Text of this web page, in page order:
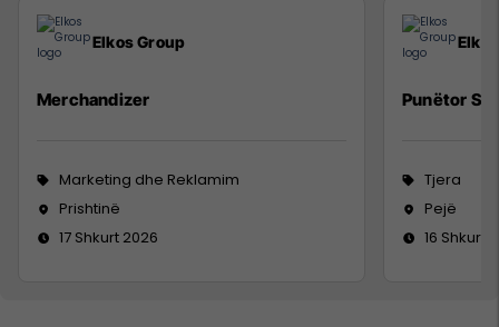
Elkos Group
Merchandizer
Marketing dhe Reklamim
Prishtinë
17 Shkurt 2026
Punëtor
Tjera
Pejë
16 Shkurt